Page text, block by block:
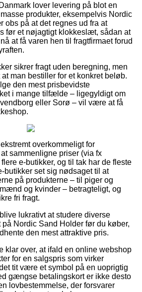
lover levering på blot en
produkter, eksempelvis Nordic
obs på at det regnes ud fra at
før et nøjagtigt klokkeslæt, sådan at
at få varen hen til fragtfirmaet forud
sikrer fragt uden beregning, men
man bestiller for et konkret beløb.
den mest prisbevidste
i mange tilfælde – ligegyldigt om
eller Sorø – vil være at få
overkommeligt for
sammenligne priser (via fx
e-butikker, og til tak har de fleste
butikker set sig nødsaget til at
på produkterne – til piger og
og kvinder – betragteligt, og
fri fragt.
lukrativt at studere diverse
på Nordic Sand Holder før du køber,
den mest attraktive pris.
klar over, at ifald en online webshop
for en salgspris som virker
tit være et symbol på en uoprigtig
gængse betalingskort er ikke desto
lovbestemmelse, der forsvarer